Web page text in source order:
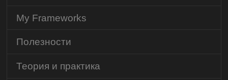
My Frameworks
Полезности
Теория и практика